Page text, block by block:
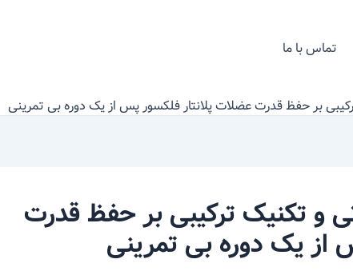
تماس با ما
بر حفظ قدرت عضلات پلانتار فلکسور پس از یک دوره بی تمرینی
و تکنیک ترکیبی بر حفظ قدرت
از یک دوره بی تمرینی